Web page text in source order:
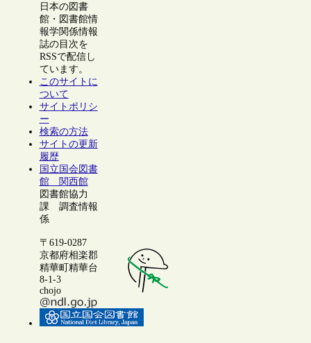
日本の図書
館・図書館情
報学関係情報
誌の目次を
RSSで配信し
ています。
このサイトに
ついて
サイトポリシ
ー
検索の方法
サイトの更新
履歴
国立国会図書
館 関西館
図書館協力
課 調査情報
係
〒619-0287
京都府相楽郡
精華町精華台
8-1-3
chojo